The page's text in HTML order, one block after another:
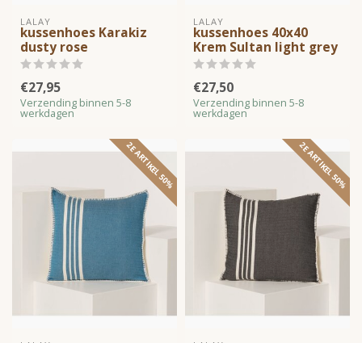
LALAY
kussenhoes Karakiz
dusty rose
€27,95
Verzending binnen 5-8
werkdagen
LALAY
kussenhoes 40x40
Krem Sultan light grey
€27,50
Verzending binnen 5-8
werkdagen
2E ARTIKEL 50% 2E ARTIKEL 50%